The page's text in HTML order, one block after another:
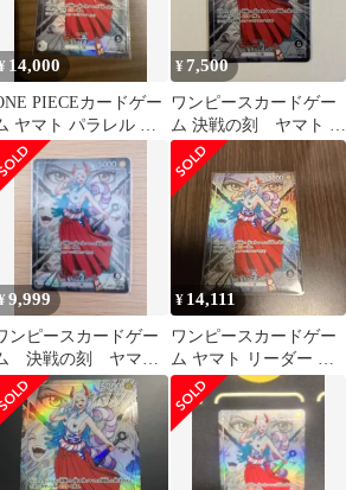
14,000
PIECEカードゲー
ヤマト パラレル リ
ダー
¥ 7,500
ワンピースカードゲー
ム 決戦の刻 ヤマト リ
ーダーパラレル OP06-
079
9,999
ンピースカードゲー
決戦の刻 ヤマ
リーパラ
¥ 14,111
ワンピースカードゲー
ム ヤマト リーダー パ
ラレル